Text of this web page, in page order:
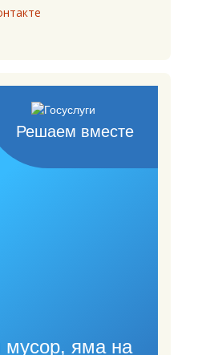
Решаем вместе
мусор, яма на